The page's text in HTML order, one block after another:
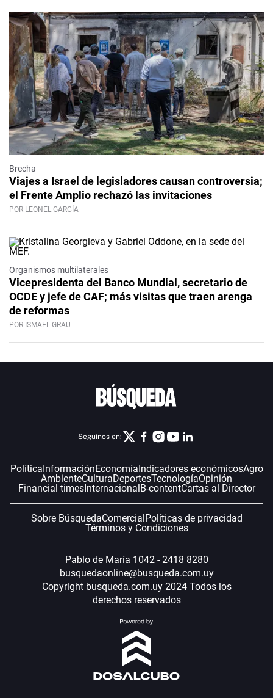
Brecha
Viajes a Israel de legisladores causan controversia;
el Frente Amplio rechazó las invitaciones
POR LEONEL GARCÍA
Organismos multilaterales
Vicepresidenta del Banco Mundial, secretario de
OCDE y jefe de CAF; más visitas que traen arenga
de reformas
POR ISMAEL GRAU
Seguinos en:
PolíticaInformaciónEconomíaIndicadores económicosAgro
AmbienteCulturaDeportesTecnologíaOpinión
Financial timesInternacionalB-contentCartas al Director
Sobre BúsquedaComercialPolíticas de privacidad
Términos y Condiciones
Pablo de María 1042 - 2418 8280
busquedaonline@busqueda.com.uy
Copyright busqueda.com.uy 2024 Todos los
derechos reservados